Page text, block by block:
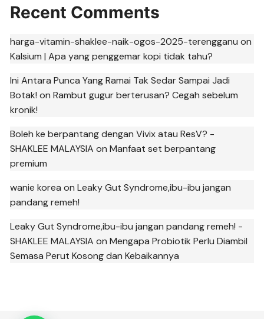
Recent Comments
harga-vitamin-shaklee-naik-ogos-2025-terengganu on
Kalsium | Apa yang penggemar kopi tidak tahu?
Ini Antara Punca Yang Ramai Tak Sedar Sampai Jadi
Botak! onRambut gugur berterusan? Cegah sebelum
kronik!
Boleh ke berpantang dengan Vivix atau ResV? -
SHAKLEE MALAYSIA onManfaat set berpantang
premium
wanie korea onLeaky Gut Syndrome,ibu-ibu jangan
pandang remeh!
Leaky Gut Syndrome,ibu-ibu jangan pandang remeh! -
SHAKLEE MALAYSIA onMengapa Probiotik Perlu Diambil
Semasa Perut Kosong dan Kebaikannya